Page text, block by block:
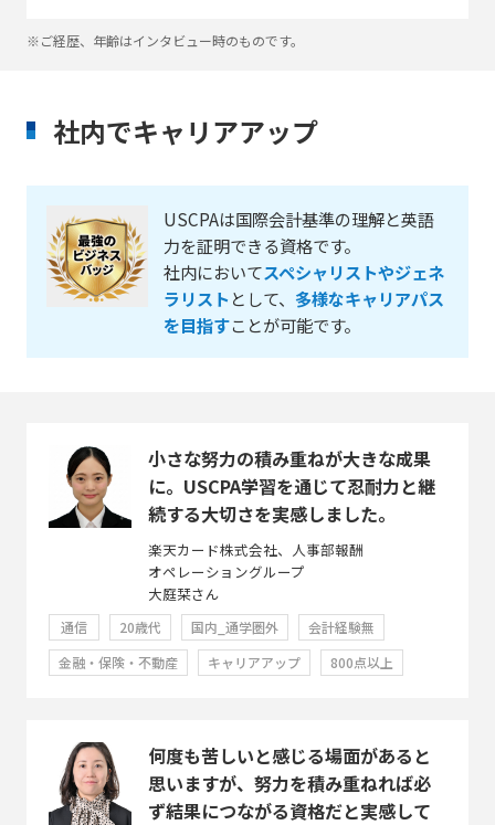
※ご経歴、年齢はインタビュー時のものです。
社内でキャリアアップ
USCPAは国際会計基準の理解と英語
力を証明できる資格です。
社内においてスペシャリストやジェネ
ラリストとして、 多様なキャリアパス
を目指すことが可能です。
小さな努力の積み重ねが大きな成果
に。USCPA学習を通じて忍耐力と継
続する大切さを実感しました。
楽天カード株式会社、人事部報酬
オペレーショングループ
大庭栞さん
通信 20歳代 国内_通学圏外
会計経験無
金融・保険・不動産
キャリアアップ 800点以上
何度も苦しいと感じる場面があると
思いますが、努力を積み重ねれば必
ず結果につながる資格だと実感して